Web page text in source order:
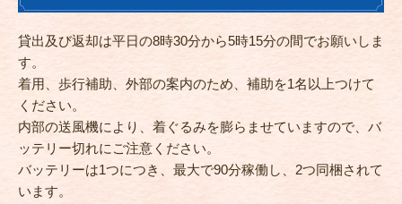
貸出及び返却は平日の8時30分から5時15分の間でお願いしま
す。
着用、歩行補助、外部の案内のため、補助を1名以上つけて
ください。
内部の送風機により、着ぐるみを膨らませていますので、バ
ッテリー切れにご注意ください。
バッテリーは1つにつき、最大で90分稼働し、2つ同梱されて
います。